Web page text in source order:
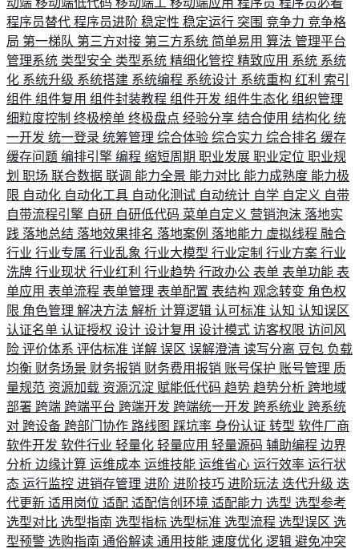
动端 移动端低代码 移动端工 移动端应用 程序员 程序员必看
程序员替代 程序员进阶 稳定性 稳定运行 突围 竞争力 竞争格
局 第一梯队 第三方对接 第三方系统 简单易用 算法 管理平台
管理系统 类型安全 类型系统 精细化管控 精致应用 系统 系统
化 系统升级 系统搭建 系统编程 系统设计 系统重构 红利 索引
组件 组件复用 组件封装教程 组件开发 组件生态化 组织管理
细粒度控制 终极榜单 终极盘点 经验分享 结合使用 结构化 统
一开发 统一登录 统筹管理 综合体验 综合实力 综合排名 缓存
缓存问题 编排引擎 编程 缩短周期 职业发展 职业定位 职业规
划 职场 联合数据 联调 能力全景 能力对比 能力成熟度 能力极
限 自动化 自动化工具 自动化测试 自动统计 自学 自定义 自带
自带流程引擎 自研 自研低代码 菜单自定义 营销泡沫 落地实
践 落地总结 落地效果排名 落地案例 落地能力 虚拟线程 融合
行业 行业专属 行业乱象 行业大模型 行业定制 行业方案 行业
洗牌 行业现状 行业红利 行业趋势 行政办公 表单 表单功能 表
单应用 表单流程 表单管理 表单配置 表结构 观念转变 角色权
限 角色管理 解决方法 解析 计算逻辑 认可标准 认知 认知误区
认证名单 认证授权 设计 设计复用 设计模式 访客权限 访问风
险 评价体系 评估标准 详解 误区 误解澄清 读写分离 豆包 负载
均衡 财务场景 财务报销 财务费用报销 账号保护 账号管理 质
量规范 资源加载 资源沉淀 赋能低代码 趋势 趋势分析 跨地域
部署 跨端 跨端平台 跨端开发 跨端统一开发 跨系统业 跨系统
对 跨设备 跨部门协作 路线图 踩坑率 身份认证 转型 软件厂商
软件开发 软件行业 轻量化 轻量应用 轻量源码 辅助编程 边界
分析 边缘计算 运维成本 运维技能 运维省心 运行效率 运行状
态 运行监控 进销存管理 进阶 进阶技巧 进阶玩法 迭代升级 迭
代更新 适用岗位 适配 适配信创环境 适配能力 选型 选型参考
选型对比 选型指南 选型指标 选型标准 选型流程 选型误区 选
型预警 选购指南 通俗解读 通用技能 速度优化 逻辑 避免冲突